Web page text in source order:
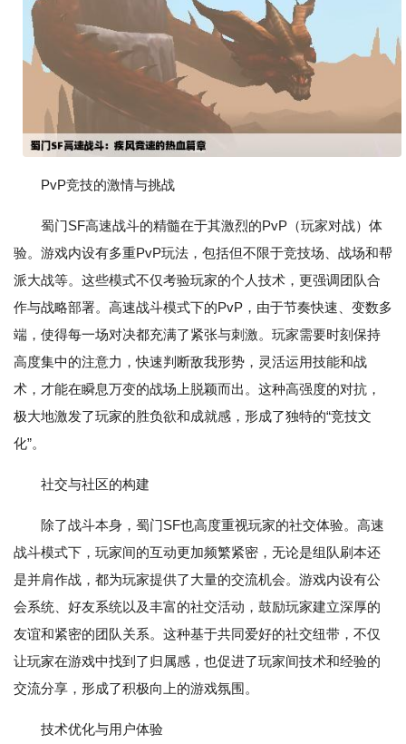
PvP竞技的激情与挑战
蜀门SF高速战斗的精髓在于其激烈的PvP（玩家对战）体
验。游戏内设有多重PvP玩法，包括但不限于竞技场、战场和帮
派大战等。这些模式不仅考验玩家的个人技术，更强调团队合
作与战略部署。高速战斗模式下的PvP，由于节奏快速、变数多
端，使得每一场对决都充满了紧张与刺激。玩家需要时刻保持
高度集中的注意力，快速判断敌我形势，灵活运用技能和战
术，才能在瞬息万变的战场上脱颖而出。这种高强度的对抗，
极大地激发了玩家的胜负欲和成就感，形成了独特的“竞技文
化”。
社交与社区的构建
除了战斗本身，蜀门SF也高度重视玩家的社交体验。高速
战斗模式下，玩家间的互动更加频繁紧密，无论是组队刷本还
是并肩作战，都为玩家提供了大量的交流机会。游戏内设有公
会系统、好友系统以及丰富的社交活动，鼓励玩家建立深厚的
友谊和紧密的团队关系。这种基于共同爱好的社交纽带，不仅
让玩家在游戏中找到了归属感，也促进了玩家间技术和经验的
交流分享，形成了积极向上的游戏氛围。
技术优化与用户体验